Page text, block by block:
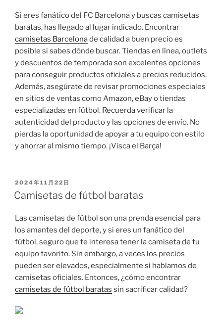
Si eres fanático del FC Barcelona y buscas camisetas
baratas, has llegado al lugar indicado. Encontrar
camisetas Barcelonade calidad a buen precio es
posible si sabes dónde buscar. Tiendas en línea, outlets
y descuentos de temporada son excelentes opciones
para conseguir productos oficiales a precios reducidos.
Además, asegúrate de revisar promociones especiales
en sitios de ventas como Amazon, eBay o tiendas
especializadas en fútbol. Recuerda verificar la
autenticidad del producto y las opciones de envío. No
pierdas la oportunidad de apoyar a tu equipo con estilo
y ahorrar al mismo tiempo. ¡Visca el Barça!
PUBLICADO
EL
2024年11月22日
Camisetas de fútbol baratas
Las camisetas de fútbol son una prenda esencial para
los amantes del deporte, y si eres un fanático del
fútbol, seguro que te interesa tener la camiseta de tu
equipo favorito. Sin embargo, a veces los precios
pueden ser elevados, especialmente si hablamos de
camisetas oficiales. Entonces, ¿cómo encontrar
camisetas de fútbol baratas sin sacrificar calidad?